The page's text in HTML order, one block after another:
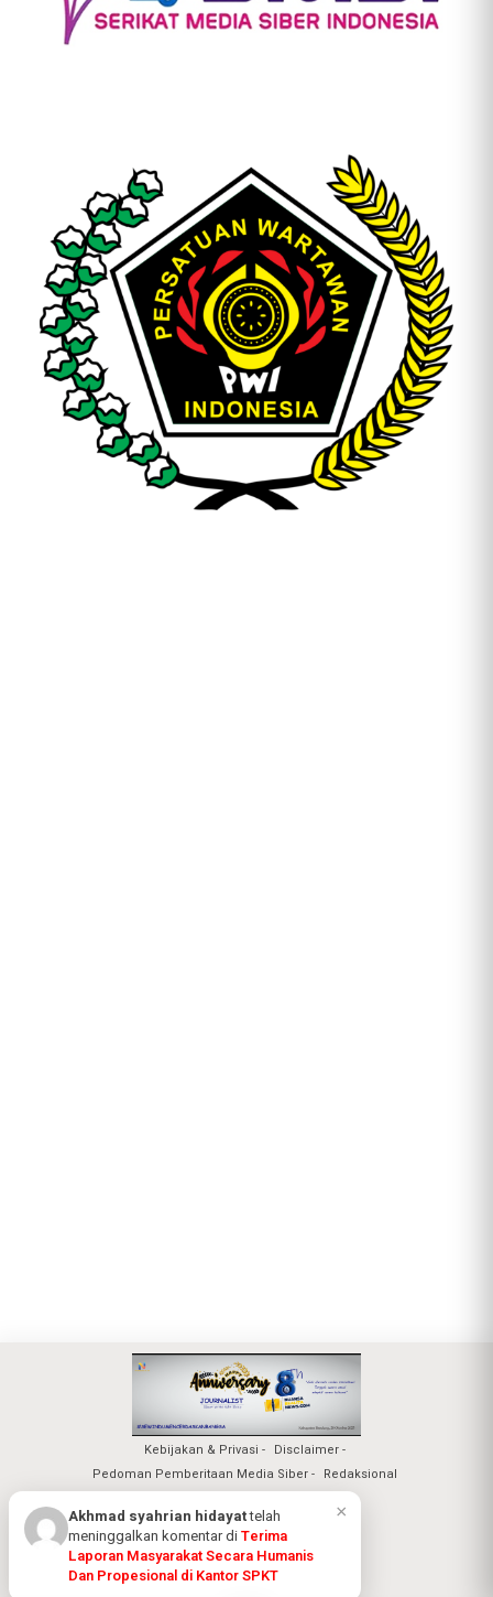
Kebijakan & Privasi
Disclaimer
Pedoman Pemberitaan Media Siber
Redaksional
Nuansa Realita Jaya 2026
Akhmad syahrian hidayattelah
meninggalkan komentar diTerima
Laporan Masyarakat Secara Humanis
Dan Propesional di Kantor SPKT